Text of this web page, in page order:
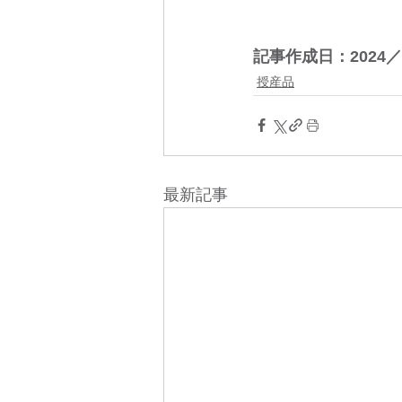
記事作成日：2024
授産品
最新記事